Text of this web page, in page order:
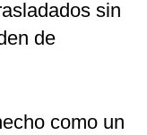
sin
de
como un